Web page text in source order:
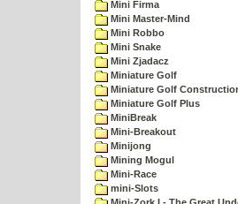
Mini Firma
Mini Master-Mind
Mini Robbo
Mini Snake
Mini Zjadacz
Miniature Golf
Miniature Golf
Miniature Golf Plus
MiniBreak
Mini-Breakout
Minijong
Mining Mogul
Mini-Race
mini-Slots